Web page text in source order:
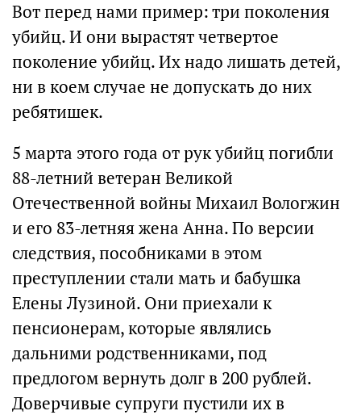
Вот перед нами пример: три поколения
убийц. И они вырастят четвертое
поколение убийц. Их надо лишать детей,
ни в коем случае не допускать до них
ребятишек.
5 марта этого года от рук убийц погибли
88-летний ветеран Великой
Отечественной войны Михаил Вологжин
и его 83-летняя жена Анна. По версии
следствия, пособниками в этом
преступлении стали мать и бабушка
Елены Лузиной. Они приехали к
пенсионерам, которые являлись
дальними родственниками, под
предлогом вернуть долг в 200 рублей.
Доверчивые супруги пустили их в